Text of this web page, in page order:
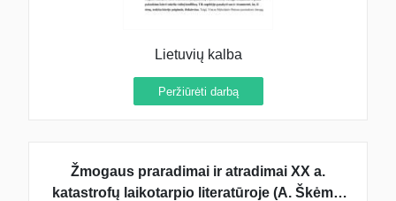
Lietuvių kalba
Peržiūrėti darbą
Žmogaus praradimai ir atradimai XX a.
katastrofų laikotarpio literatūroje (A. Škėma,